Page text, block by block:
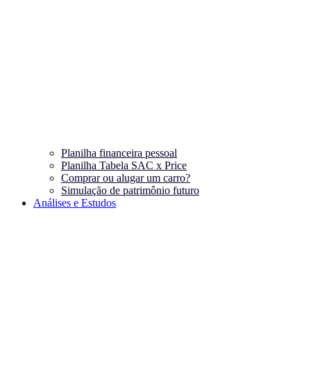
Planilha financeira pessoal
Planilha Tabela SAC x Price
Comprar ou alugar um carro?
Simulação de patrimônio futuro
Análises e Estudos